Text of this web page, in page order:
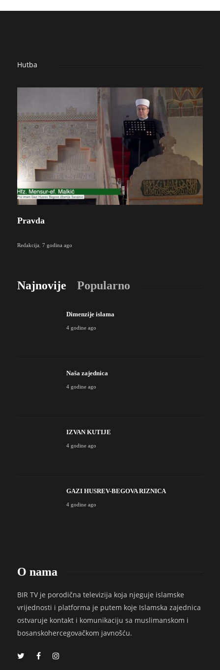
Hutba
Pravda
Redakcija 7 godina ago
Najnovije Popularno
Dimenzije islama
4 godine ago
Naša zajednica
4 godine ago
IZVAN KUTIJE
4 godine ago
GAZI HUSREV-BEGOVA RIZNICA
4 godine ago
O nama
BIR TV je porodična televizija koja njeguje islamske
vrijednosti i platforma je putem koje Islamska zajednica
ostvaruje kontakt i komunikaciju sa muslimanskom i
bosanskohercegovačkom javnošću.